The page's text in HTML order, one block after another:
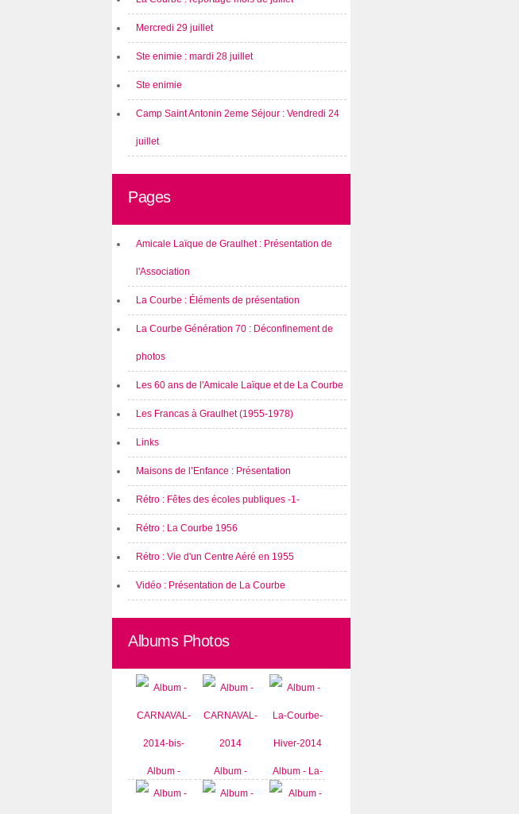
Mercredi 29 juillet
Ste enimie : mardi 28 juillet
Ste enimie
Camp Saint Antonin 2eme Séjour : Vendredi 24
juillet
Pages
Amicale Laïque de Graulhet : Présentation de
l'Association
La Courbe : Éléments de présentation
La Courbe Génération 70 : Déconfinement de
photos
Les 60 ans de l'Amicale Laïque et de La Courbe
Les Francas à Graulhet (1955-1978)
Links
Maisons de l’Enfance : Présentation
Rétro : Fêtes des écoles publiques -1-
Rétro : La Courbe 1956
Rétro : Vie d'un Centre Aéré en 1955
Vidéo : Présentation de La Courbe
Albums Photos
Album -
CARNAVAL-
Album -
CARNAVAL-
Album - La-
Courbe-